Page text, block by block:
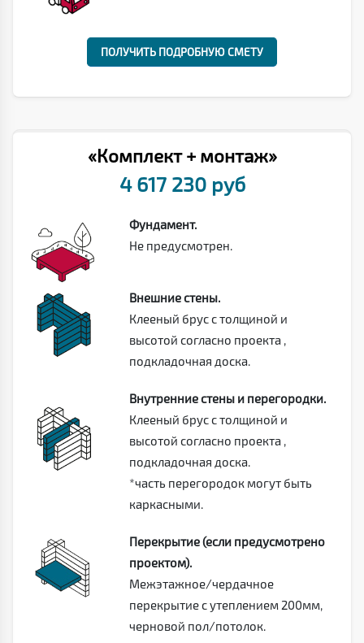
ПОЛУЧИТЬ ПОДРОБНУЮ СМЕТУ
«Комплект + монтаж»
4 617 230 руб
Фундамент.
Не предусмотрен.
Внешние стены.
Клееный брус с толщиной и
высотой согласно проекта ,
подкладочная доска.
Внутренние стены и перегородки.
Клееный брус с толщиной и
высотой согласно проекта ,
подкладочная доска.
*часть перегородок могут быть
каркасными.
Перекрытие (если предусмотрено
проектом).
Межэтажное/чердачное
перекрытие с утеплением 200мм,
черновой пол/потолок.